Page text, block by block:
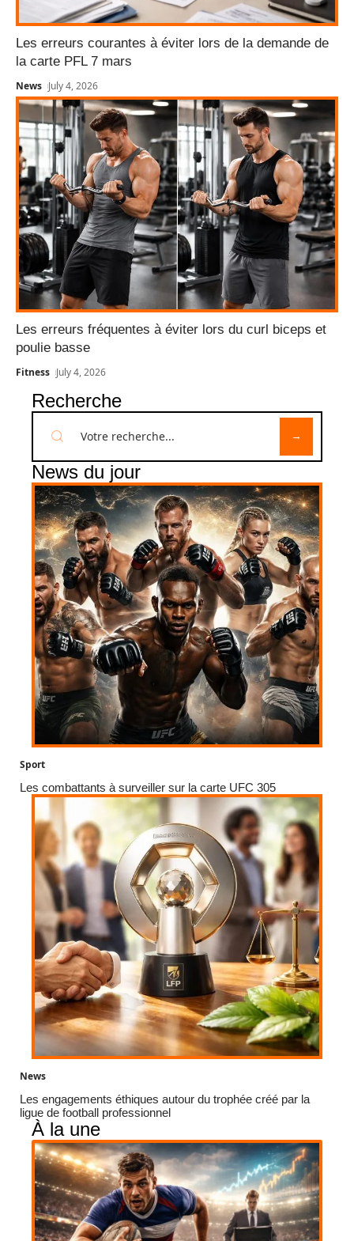
Les erreurs courantes à éviter lors de la demande de
la carte PFL 7 mars
News July 4, 2026
Les erreurs fréquentes à éviter lors du curl biceps et
poulie basse
Fitness July 4, 2026
Recherche
News du jour
Sport
Les combattants à surveiller sur la carte UFC 305
News
Les engagements éthiques autour du trophée créé par la
ligue de football professionnel
À la une